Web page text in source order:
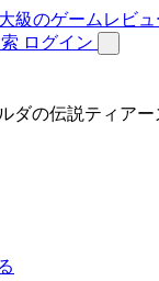
ログイン
ダの伝説ティア